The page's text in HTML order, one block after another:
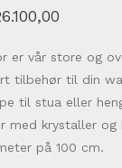
er vår store og
tilbehør til din
til stua eller
med krystaller
på 100 cm.